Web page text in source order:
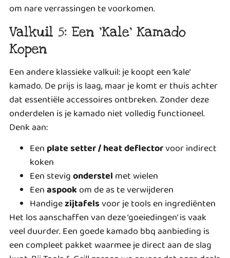
om nare verrassingen te voorkomen.
Valkuil 5: Een ‘Kale’ Kamado
Kopen
Een andere klassieke valkuil: je koopt een ‘kale’
kamado. De prijs is laag, maar je komt er thuis achter
dat essentiële accessoires ontbreken. Zonder deze
onderdelen is je kamado niet volledig functioneel.
Denk aan:
Een plate setter / heat deflectorvoor indirect
koken
Een stevigonderstel met wielen
Eenaspook om de as te verwijderen
Handigezijtafelsvoor je tools en ingrediënten
Het los aanschaffen van deze ‘goeiedingen’ is vaak
veel duurder. Een goede kamado bbq aanbieding is
een compleet pakket waarmee je direct aan de slag